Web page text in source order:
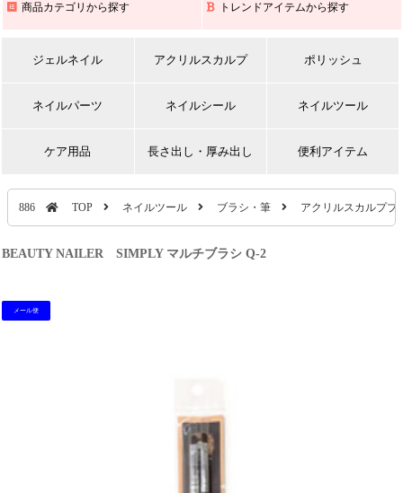
商品カテゴリから探す トレンドアイテムから探す
ジェルネイル アクリルスカルプ ポリッシュ
ネイルパーツ ネイルシール ネイルツール
ケア用品 長さ出し・厚み出し 便利アイテム
886 TOP ネイルツール ブラシ・筆 アクリルスカルプブ
BEAUTY NAILER SIMPLY マルチブラシ Q-2
メール便